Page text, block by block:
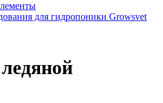
для гидропоники Growsvet